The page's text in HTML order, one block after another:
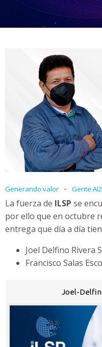
Generando valor - Gente
La fuerza de ILSP se
por ello que en octubre
entrega que día a día
Joel Delfino Rivera
Francisco Salas
Joel-